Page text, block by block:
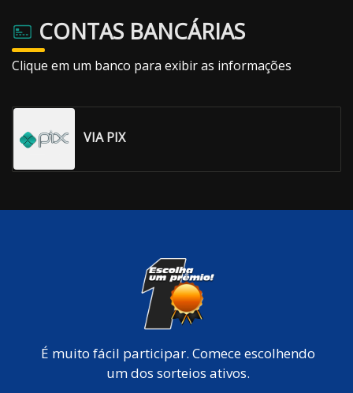
CONTAS BANCÁRIAS
Clique em um banco para exibir as informações
VIA PIX
É muito fácil participar. Comece escolhendo
um dos sorteios ativos.